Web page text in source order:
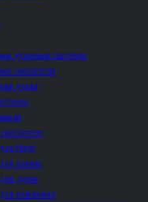
душевые системы
смесители
души
биде
ванны
душа
раковины